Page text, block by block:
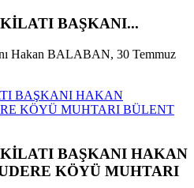
BAŞKANI...
Hakan BALABAN, 30 Temmuz
BAŞKANI HAKAN
KÖYÜ MUHTARI BÜLENT
BAŞKANI HAKAN
KÖYÜ MUHTARI